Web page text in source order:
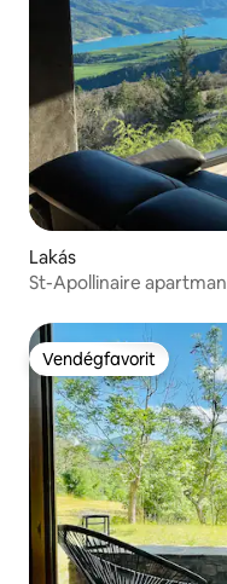
Lakás
St-Apollinaire apartman
Vendégfavorit
Vendégfavorit